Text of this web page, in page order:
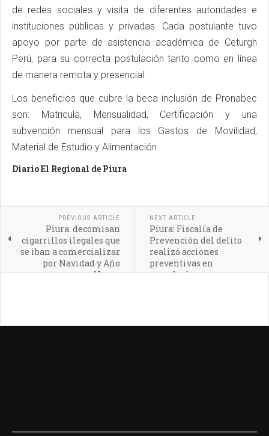
de redes sociales y visita de diferentes autoridades e
instituciones públicas y privadas. Cada postulante tuvo
apoyo por parte de asistencia académica de Ceturgh
Perú, para su correcta postulación tanto como en línea
de manera remota y presencial.
Los beneficios que cubre la beca inclusión de Pronabec
son: Matricula, Mensualidad, Certificación y una
subvención mensual para los Gastos de Movilidad,
Material de Estudio y Alimentación.
Diario El Regional de Piura
PREVIOUS ARTICLE
Piura: decomisan
cigarrillos ilegales que
se iban a comercializar
por Navidad y Año
Nuevo
NEXT ARTICLE
Piura: Fiscalía de
Prevención del delito
realizó acciones
preventivas en
panaderías